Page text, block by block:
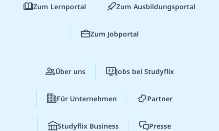
Zum Lernportal Zum Ausbildungsportal
Zum Jobportal
Über uns Jobs bei Studyflix
Für Unternehmen Partner
Studyflix Business Presse